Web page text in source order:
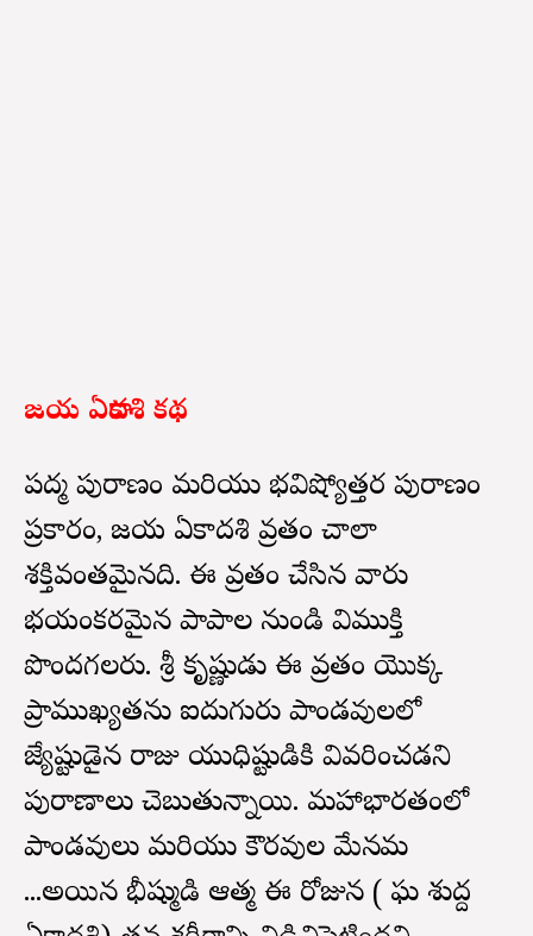
జయ ఏకాదశి కథ
పద్మ పురాణం మరియు భవిష్యోత్తర పురాణం
ప్రకారం, జయ ఏకాదశి వ్రతం చాలా
శక్తివంతమైనది. ఈ వ్రతం చేసిన వారు
భయంకరమైన పాపాల నుండి విముక్తి
పొందగలరు. శ్రీ కృష్ణుడు ఈ వ్రతం యొక్క
ప్రాముఖ్యతను ఐదుగురు పాండవులలో
జ్యేష్టుడైన రాజు యుధిష్టుడికి వివరించడని
పురాణాలు చెబుతున్నాయి. మహాభారతంలో
పాండవులు మరియు కౌరవుల మేనమామ
...అయిన భీష్ముడి ఆత్మ ఈ రోజున ( మాఘ శుద్ద